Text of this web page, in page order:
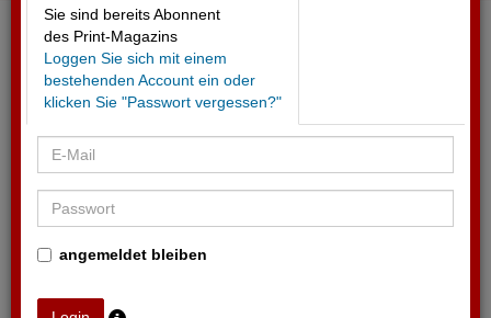
Sie sind bereits Abonnent
des Print-Magazins
Loggen Sie sich mit einem
bestehenden Account ein oder
klicken Sie "Passwort vergessen?"
angemeldet bleiben
2026 mit insgesamt 105'000 Besuchern